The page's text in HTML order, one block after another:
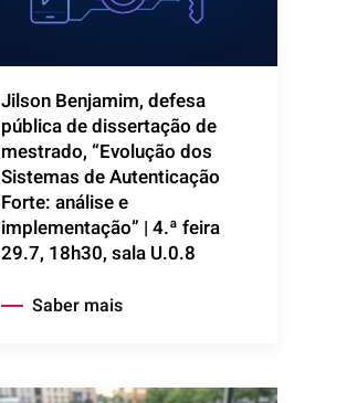
Jilson Benjamim, defesa
pública de dissertação de
mestrado, “Evolução dos
Sistemas de Autenticação
Forte: análise e
implementação” | 4.ª feira
29.7, 18h30, sala U.0.8
Saber mais